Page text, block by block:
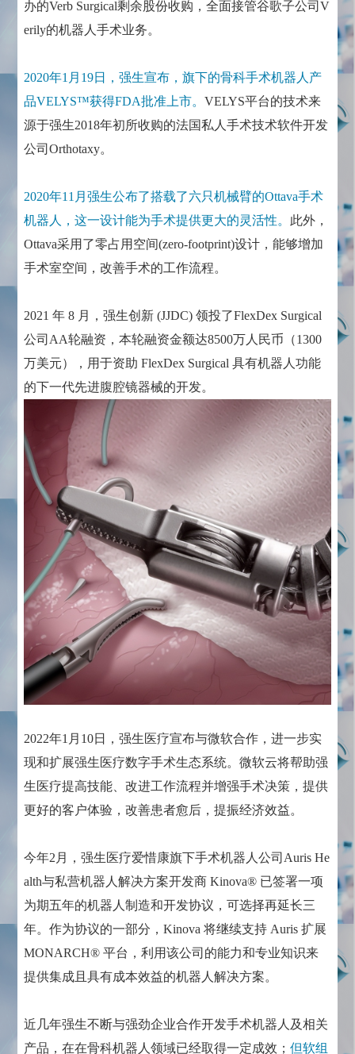
办的Verb Surgical剩余股份收购，全面接管谷歌子公司V
erily的机器人手术业务。
2020年1月19日，强生宣布，旗下的骨科手术机器人产
品VELYS™获得FDA批准上市。VELYS平台的技术来
源于强生2018年初所收购的法国私人手术技术软件开发
公司Orthotaxy。
2020年11月强生公布了搭载了六只机械臂的Ottava手术
机器人，这一设计能为手术提供更大的灵活性。 此外，
Ottava采用了零占用空间(zero-footprint)设计，能够增加
手术室空间，改善手术的工作流程。
2021 年 8 月，强生创新 (JJDC) 领投了FlexDex Surgical
公司AA轮融资，本轮融资金额达8500万人民币（1300
万美元），用于资助 FlexDex Surgical 具有机器人功能
的下一代先进腹腔镜器械的开发。
2022年1月10日，强生医疗宣布与微软合作，进一步实
现和扩展强生医疗数字手术生态系统。微软云将帮助强
生医疗提高技能、改进工作流程并增强手术决策，提供
更好的客户体验，改善患者愈后，提振经济效益。
今年2月，强生医疗爱惜康旗下手术机器人公司Auris He
alth与私营机器人解决方案开发商 Kinova® 已签署一项
为期五年的机器人制造和开发协议，可选择再延长三
年。作为协议的一部分，Kinova 将继续支持 Auris 扩展
MONARCH® 平台，利用该公司的能力和专业知识来
提供集成且具有成本效益的机器人解决方案。
近几年强生不断与强劲企业合作开发手术机器人及相关
产品，在在骨科机器人领域已经取得一定成效；但软组